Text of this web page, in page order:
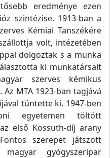
eredménye ezen
szintézise. 1913-ban a
Kémiai Tanszékére
volt, intézetében
dolgoztak s a munka
ki munkatársait
szerves kémikus
MTA 1923-ban tagjává
tüntette ki. 1947-ben
egyetemen töltött
első Kossuth-díj arany
szerepet játszott
gyógyszeripar